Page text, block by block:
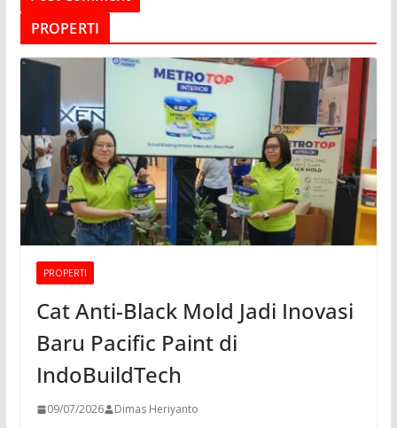
PROPERTI
PROPERTI
Cat Anti-Black Mold Jadi Inovasi
Baru Pacific Paint di
IndoBuildTech
09/07/2026 Dimas Heriyanto